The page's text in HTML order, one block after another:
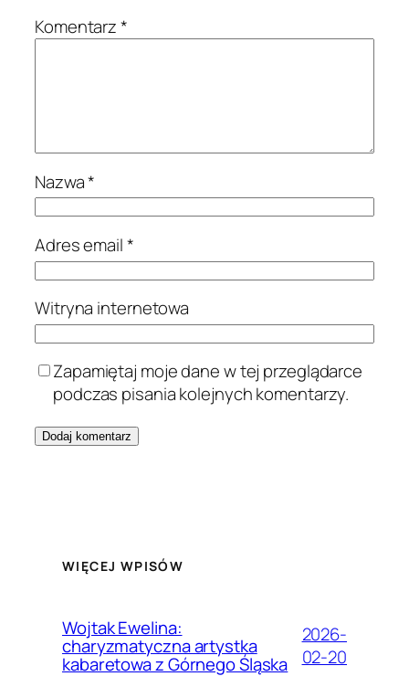
Komentarz*
Nazwa*
Adres email*
Witryna internetowa
Zapamiętaj moje dane w tej przeglądarce
podczas pisania kolejnych komentarzy.
WIĘCEJ WPISÓW
Wojtak Ewelina:
charyzmatyczna artystka
kabaretowa z Górnego Śląska
2026-
02-20